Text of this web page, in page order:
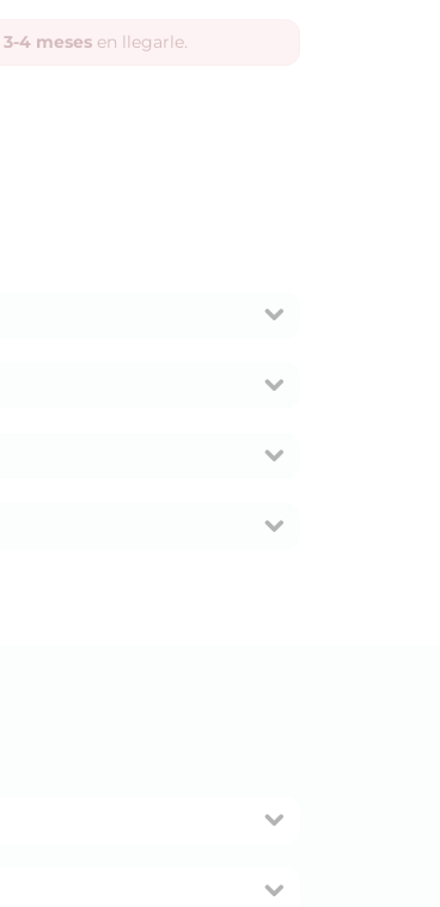
3-4 mesesen llegarle.